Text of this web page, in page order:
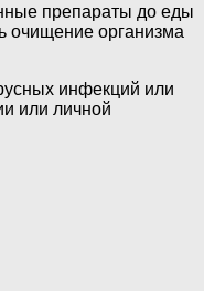
препараты до еды
очищение организма
инфекций или
или личной